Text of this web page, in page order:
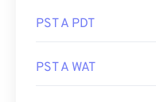
PST A PDT
PST A WAT